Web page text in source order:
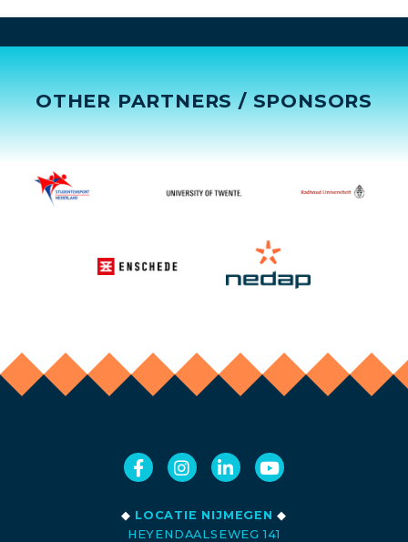
OTHER PARTNERS / SPONSORS
◆ LOCATIE NIJMEGEN ◆
HEYENDAALSEWEG 141